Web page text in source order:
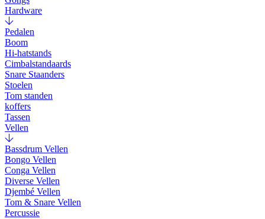
Hardware
Pedalen
Boom
Hi-hatstands
Cimbalstandaards
Snare Staanders
Stoelen
Tom standen
koffers
Tassen
Vellen
Bassdrum Vellen
Bongo Vellen
Conga Vellen
Diverse Vellen
Djembé Vellen
Tom & Snare Vellen
Percussie